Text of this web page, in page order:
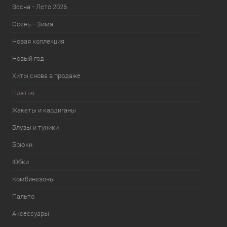
Весна - Лето 2026
Осень - Зима
Новая коллекция
Новый год
Хиты снова в продаже
Платья
Жакеты и кардиганы
Блузы и туники
Брюки
Юбки
Комбинезоны
Пальто
Аксессуары